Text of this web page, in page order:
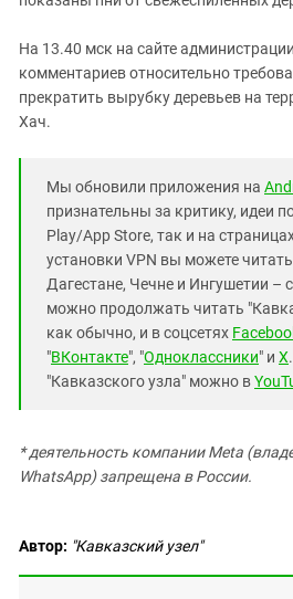
На 13.40 мск на сайте
комментариев относительно
прекратить вырубку деревьев на
Хач.
Мы обновили приложения на
признательны за критику, идеи
Play/App Store, так и на
установки VPN вы можете
Дагестане, Чечне и Ингушетии –
можно продолжать читать
как обычно, и в соцсетях
"ВКонтакте", "Одноклассники" и X
"Кавказского узла" можно в
* деятельность компании Meta
WhatsApp) запрещена в России.
Автор: "Кавказский узел"